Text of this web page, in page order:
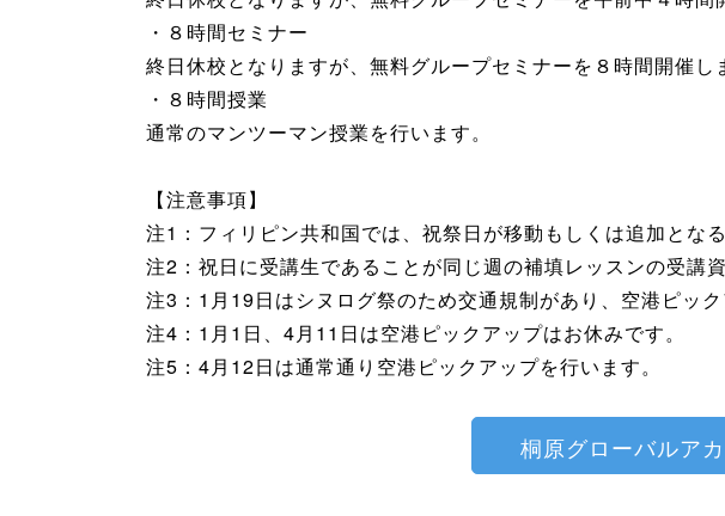
・８時間セミナー
終日休校となりますが、無料グループセミナーを８時間開催し
・８時間授業
通常のマンツーマン授業を行います。
【注意事項】
注1：フィリピン共和国では、祝祭日が移動もしくは追加となる
注2：祝日に受講生であることが同じ週の補填レッスンの受講資
注3：1月19日はシヌログ祭のため交通規制があり、空港ピッ
注4：1月1日、4月11日は空港ピックアップはお休みです。
注5：4月12日は通常通り空港ピックアップを行います。
桐原グローバルア